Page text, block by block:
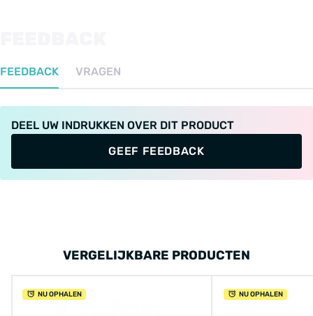
FEEDBACK VRAGEN
DEEL UW INDRUKKEN OVER DIT PRODUCT
GEEF FEEDBACK
VERGELIJKBARE PRODUCTEN
NU OPHALEN NU OPHALEN